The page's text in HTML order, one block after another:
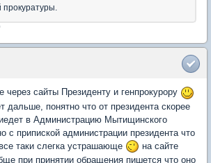
через сайты Президенту и генпрокурору
дальше, понятно что от президента скорее
в Администрацию Мытищинского
с припиской администрации президента что
таки слегка устрашающе
на сайте
при принятии обращения пишется что оно